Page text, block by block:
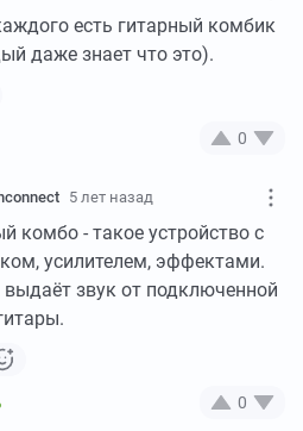
есть гитарный комбик
даже знает что это).
0
5 лет назад
комбо - такое устройство с
усилителем, эффектами.
звук от подключенной
0